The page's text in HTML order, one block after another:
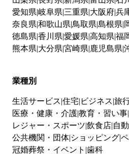
愛知県 岐阜県 三重県 大阪府兵
奈良県 和歌山県 鳥取県 島根県
徳島県 香川県 愛媛県 高知県 福
熊本県 大分県 宮崎県 鹿児島県
業種別
生活サービス 住宅 ビジネス 旅
医療・健康・介護教育・習い事
レジャー・スポーツ 飲食店 自
公共機関・団体 ショッピング
冠婚葬祭・イベント 歯科